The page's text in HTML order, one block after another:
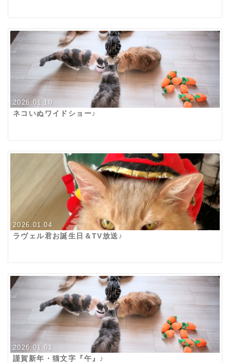
2026.01.10
ネコいぬワイドショー♪
2026.01.04
ラヴェル君お誕生日＆TV放送♪
2026.01.01
謹賀新年・猫文字『午』♪